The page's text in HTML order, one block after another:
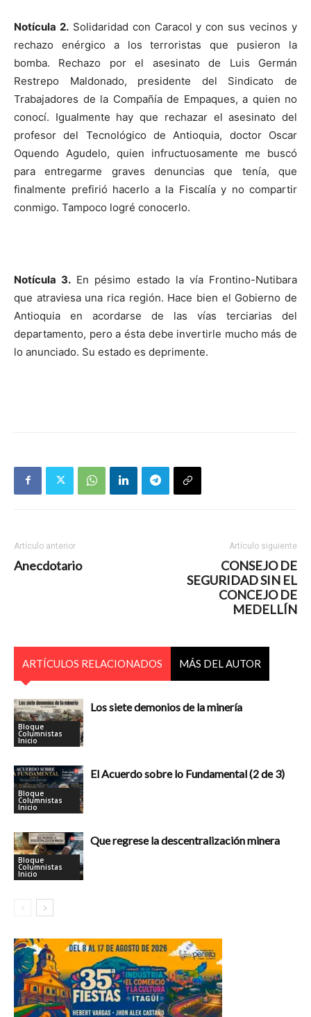
Notícula 2.Solidaridad con Caracol y con sus vecinos y
rechazo enérgico a los terroristas que pusieron la
bomba. Rechazo por el asesinato de Luis Germán
Restrepo Maldonado, presidente del Sindicato de
Trabajadores de la Compañía de Empaques, a quien no
conocí. Igualmente hay que rechazar el asesinato del
profesor del Tecnológico de Antioquia, doctor Oscar
Oquendo Agudelo, quien infructuosamente me buscó
para entregarme graves denuncias que tenía, que
finalmente prefirió hacerlo a la Fiscalía y no compartir
conmigo. Tampoco logré conocerlo.
Notícula 3. En pésimo estado la vía Frontino-Nutibara
que atraviesa una rica región. Hace bien el Gobierno de
Antioquia en acordarse de las vías terciarias del
departamento, pero a ésta debe invertirle mucho más de
lo anunciado. Su estado es deprimente.
Artículo anterior
Anecdotario
Artículo siguiente
CONSEJO DE
SEGURIDAD SIN EL
CONCEJO DE
MEDELLÍN
ARTÍCULOS RELACIONADOS MÁS DEL AUTOR
Bloque
Columnistas
Inicio
Los siete demonios de la minería
Bloque
Columnistas
Inicio
El Acuerdo sobre lo Fundamental (2 de 3)
Bloque
Columnistas
Inicio
Que regrese la descentralización minera